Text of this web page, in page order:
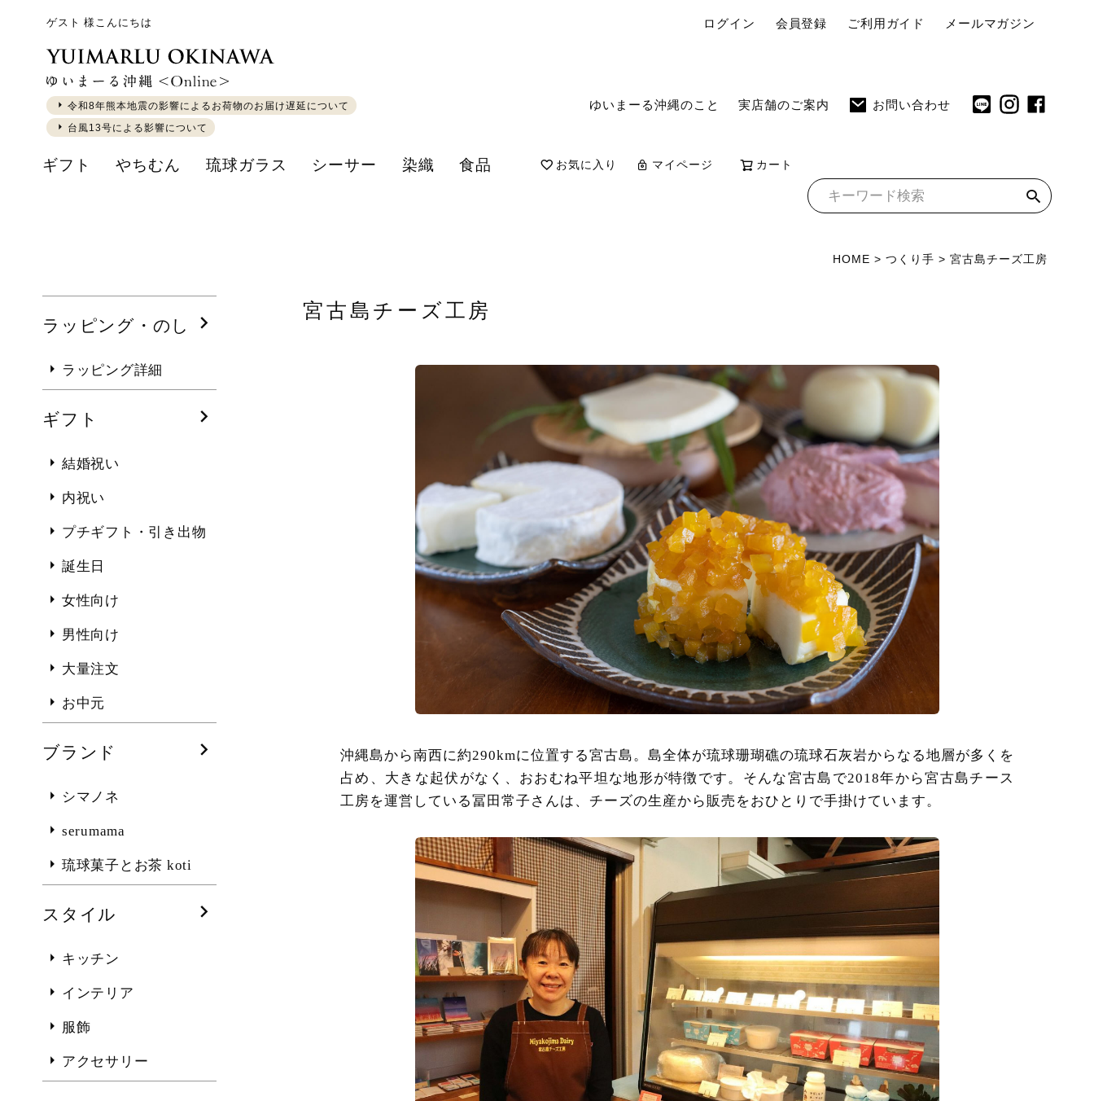
ゲスト 様こんにちは
令和8年熊本地震の影響によるお荷物のお届け遅延について
台風13号による影響について
ログイン 会員登録 ご利用ガイド メールマガジン
ゆいまーる沖縄のこと 実店舗のご案内 お問い合わせ
ギフト やちむん 琉球ガラス シーサー 染織 食品 お気に入り マイページ カート
HOME つくり手 宮古島チーズ工房
ラッピング・のし
ラッピング詳細
ギフト
結婚祝い
内祝い
プチギフト・引き出物
誕生日
女性向け
男性向け
大量注文
お中元
ブランド
シマノネ
serumama
琉球菓子とお茶 koti
スタイル
キッチン
インテリア
服飾
アクセサリー
宮古島チーズ工房
沖縄島から南西に約290kmに位置する宮古島。島全体が琉球珊瑚礁の琉球石灰岩からなる地層が多くを
占め、大きな起伏がなく、おおむね平坦な地形が特徴です。そんな宮古島で2018年から宮古島チース
工房を運営している冨田常子さんは、チーズの生産から販売をおひとりで手掛けています。